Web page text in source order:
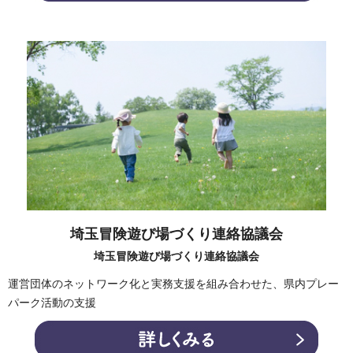
埼玉冒険遊び場づくり連絡協議会
埼玉冒険遊び場づくり連絡協議会
運営団体のネットワーク化と実務支援を組み合わせた、県内プレー
パーク活動の支援